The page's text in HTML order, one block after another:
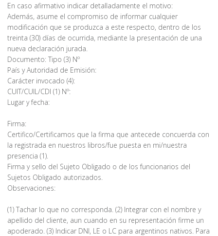
En caso afirmativo indicar detalladamente el motivo:
Además, asume el compromiso de informar cualquier
modificación que se produzca a este respecto, dentro de los
treinta (30) días de ocurrida, mediante la presentación de una
nueva declaración jurada.
Documento: Tipo (3) Nº
País y Autoridad de Emisión:
Carácter invocado (4):
CUIT/CUIL/CDI (1) Nº:
Lugar y fecha:
Firma:
Certifico/Certificamos que la firma que antecede concuerda con
la registrada en nuestros libros/fue puesta en mi/nuestra
presencia (1).
Firma y sello del Sujeto Obligado o de los funcionarios del
Sujetos Obligado autorizados.
Observaciones:
(1) Tachar lo que no corresponda. (2) Integrar con el nombre y
apellido del cliente, aun cuando en su representación firme un
apoderado. (3) Indicar DNI, LE o LC para argentinos nativos. Para